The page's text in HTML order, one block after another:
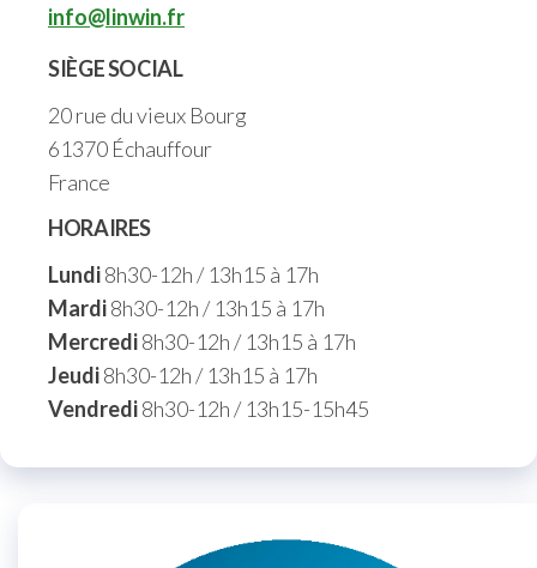
info@linwin.fr
SIÈGE SOCIAL
20 rue du vieux Bourg
61370 Échauffour
France
HORAIRES
Lundi8h30-12h / 13h15 à 17h
Mardi8h30-12h / 13h15 à 17h
Mercredi8h30-12h / 13h15 à 17h
Jeudi8h30-12h / 13h15 à 17h
Vendredi8h30-12h / 13h15-15h45